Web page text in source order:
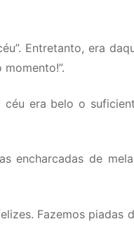
Entretanto, era
era belo o
encharcadas de
Fazemos piadas